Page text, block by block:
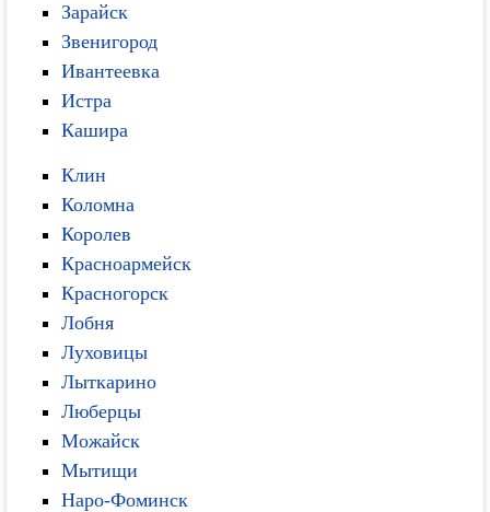
Зарайск
Звенигород
Ивантеевка
Истра
Кашира
Клин
Коломна
Королев
Красноармейск
Красногорск
Лобня
Луховицы
Лыткарино
Люберцы
Можайск
Мытищи
Наро-Фоминск